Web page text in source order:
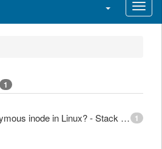
Переключить
1
1
epoll - What is an anonymous inode in Linux? - Stack Overflow